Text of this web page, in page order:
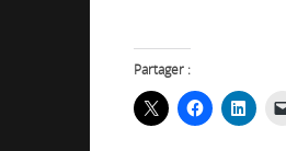
Partager :